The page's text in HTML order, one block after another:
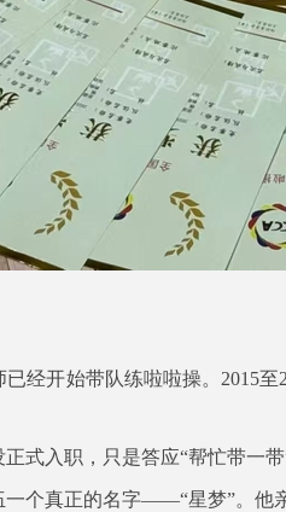
经开始带队练啦啦操。2015
式入职，只是答应“帮忙带一
个真正的名字——“星梦”。他